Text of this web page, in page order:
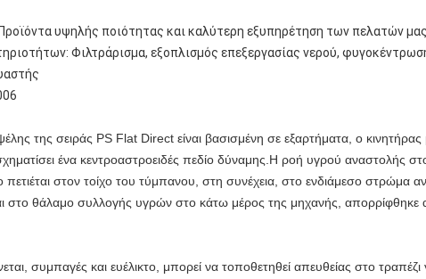
υψηλής ποιότητας και καλύτερη εξυπηρέτηση των πελατών
Φιλτράρισμα, εξοπλισμός επεξεργασίας νερού,
της σειράς PS Flat Direct είναι βασισμένη σε εξαρτήματα, ο
ένα κεντροαστροειδές πεδίο δύναμης.Η ροή υγρού
στον τοίχο του τύμπανου, στη συνέχεια, στο ενδιάμεσο
στο θάλαμο συλλογής υγρών στο κάτω μέρος της μηχανής,
συμπαγές και ευέλικτο, μπορεί να τοποθετηθεί απευθείας στο